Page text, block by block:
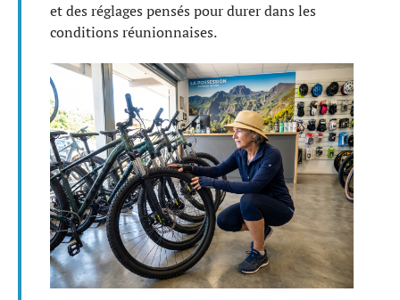
et des réglages pensés pour durer dans les
conditions réunionnaises.